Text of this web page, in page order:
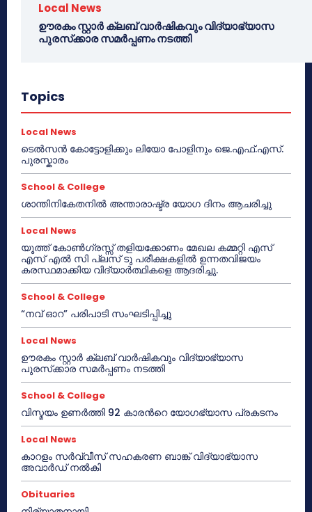
Local News
ഊരകം സ്റ്റാർ ക്ലബ് വാർഷികവും വിദ്യാഭ്യാസ
പുരസ്‌ക്കാര സമർപ്പണം നടത്തി
Topics
Local News
ടെൽസൻ കോട്ടോളിക്കും ലിയോ പോളിനും ജെ.എഫ്.എസ്.
പുരസ്കാരം
School & College
ശാന്തിനികേതനിൽ അന്താരാഷ്ട്ര യോഗ ദിനം ആചരിച്ചു
Local News
യൂത്ത് കോൺഗ്രസ്സ് തളിയക്കോണം മേഖല കമ്മറ്റി എസ്
എസ് എൽ സി പ്ലസ് ടു പരീക്ഷകളിൽ ഉന്നതവിജയം
കരസ്ഥമാക്കിയ വിദ്യാർത്ഥികളെ ആദരിച്ചു.
School & College
“നവ് ഓറ” പരിപാടി സംഘടിപ്പിച്ചു
Local News
ഊരകം സ്റ്റാർ ക്ലബ് വാർഷികവും വിദ്യാഭ്യാസ
പുരസ്‌ക്കാര സമർപ്പണം നടത്തി
School & College
വിസ്മയം ഉണർത്തി 92 കാരൻറെ യോഗഭ്യാസ പ്രകടനം
Local News
കാറളം സർവ്വീസ് സഹകരണ ബാങ്ക് വിദ്യാഭ്യാസ
അവാർഡ് നൽകി
Obituaries